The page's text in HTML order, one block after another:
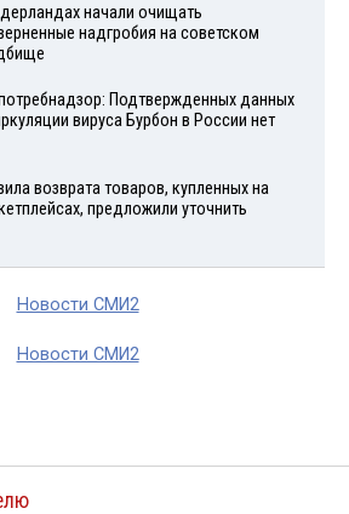
начали очищать
надгробия на советском
Подтвержденных данных
вируса Бурбон в России нет
возврата товаров, купленных на
предложили уточнить
Новости СМИ2
Новости СМИ2